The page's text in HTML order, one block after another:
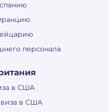
персонала
в США
виза в США